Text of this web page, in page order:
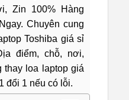
Zin 100% Hàng
Chuyên cung
Toshiba giá sỉ
điểm, chỗ, nơi,
thay loa laptop giá
đổi 1 nếu có lỗi.